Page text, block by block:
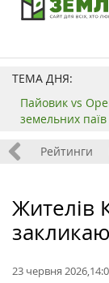
ТЕМА ДНЯ:
Пайовик vs
земельних
Рейтинги
Жителів
23 червня